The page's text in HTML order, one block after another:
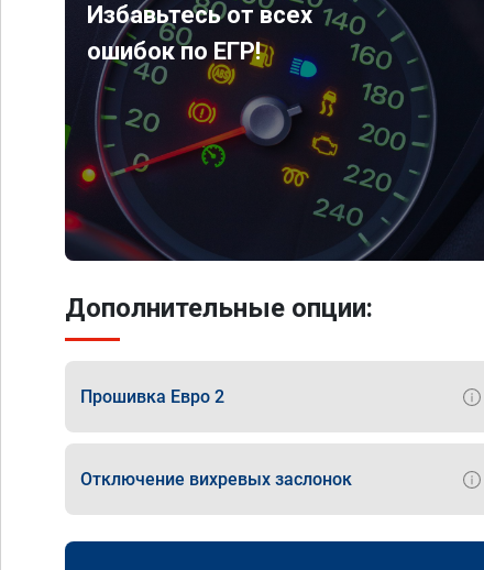
Избавьтесь от всех
ошибок по ЕГР!
Дополнительные опции:
Прошивка Евро 2
Отключение вихревых заслонок